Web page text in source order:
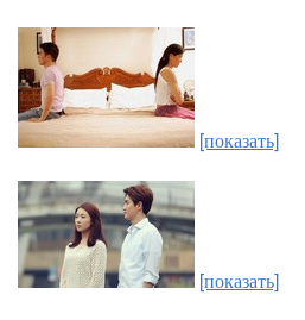
[показать]
[показать]